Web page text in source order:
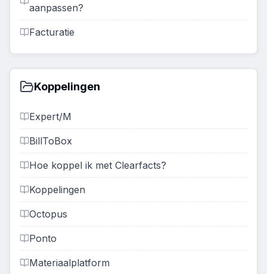
aanpassen?
Facturatie
Koppelingen
Expert/M
BillToBox
Hoe koppel ik met Clearfacts?
Koppelingen
Octopus
Ponto
Materiaalplatform